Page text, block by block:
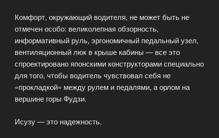
Комфорт, окружающий водителя, не может быть не
отмечен особо: великолепная обзорность,
информативный руль, эргономичный педальный узел,
вентиляционный люк в крыше кабины — все это
спроектировано японскими конструкторами специально
для того, чтобы водитель чувствовал себя не
«прокладкой» между рулем и педалями, а орлом на
вершине горы Фудзи.
Исузу — это надежность.